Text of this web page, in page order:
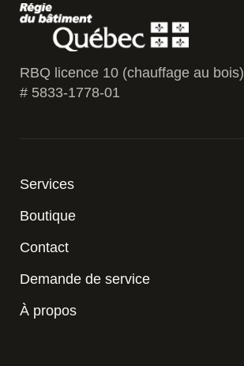
RBQ licence 10 (chauffage au bois)
# 5833-1778-01
Services
Boutique
Contact
Demande de service
À propos